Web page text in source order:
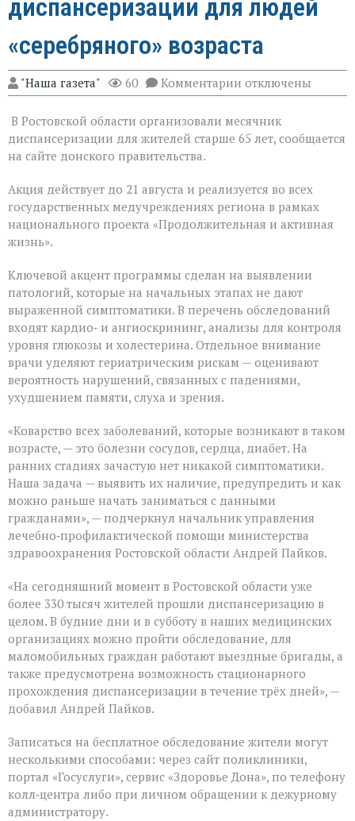
диспансеризации для людей
«серебряного» возраста
"Наша газета" 60 Комментарии к
записи
Дону
проходит
месячник
людей
«серебряного»
возраста
отключены
В Ростовской области организовали месячник
диспансеризации для жителей старше 65 лет, сообщается
на сайте донского правительства.
Акция действует до 21 августа и реализуется во всех
государственных медучреждениях региона в рамках
национального проекта «Продолжительная и активная
жизнь».
Ключевой акцент программы сделан на выявлении
патологий, которые на начальных этапах не дают
выраженной симптоматики. В перечень обследований
входят кардио‑ и ангиоскрининг, анализы для контроля
уровня глюкозы и холестерина. Отдельное внимание
врачи уделяют гериатрическим рискам — оценивают
вероятность нарушений, связанных с падениями,
ухудшением памяти, слуха и зрения.
«Коварство всех заболеваний, которые возникают в таком
возрасте, — это болезни сосудов, сердца, диабет. На
ранних стадиях зачастую нет никакой симптоматики.
Наша задача — выявить их наличие, предупредить и как
можно раньше начать заниматься с данными
гражданами», — подчеркнул начальник управления
лечебно‑профилактической помощи министерства
здравоохранения Ростовской области Андрей Пайков.
«На сегодняшний момент в Ростовской области уже
более 330 тысяч жителей прошли диспансеризацию в
целом. В будние дни и в субботу в наших медицинских
организациях можно пройти обследование, для
маломобильных граждан работают выездные бригады, а
также предусмотрена возможность стационарного
прохождения диспансеризации в течение трёх дней», —
добавил Андрей Пайков.
Записаться на бесплатное обследование жители могут
несколькими способами: через сайт поликлиники,
портал «Госуслуги», сервис «Здоровье Дона», по телефону
колл‑центра либо при личном обращении к дежурному
администратору.